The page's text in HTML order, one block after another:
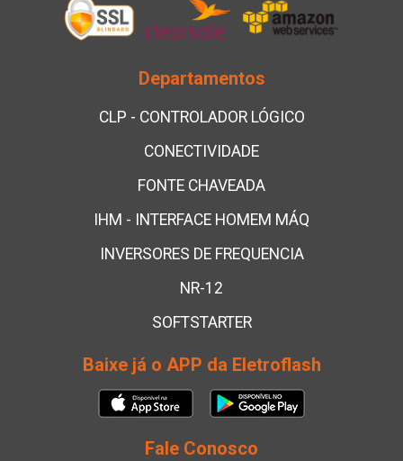
Departamentos
CLP - CONTROLADOR LÓGICO
CONECTIVIDADE
FONTE CHAVEADA
IHM - INTERFACE HOMEM MÁQ
INVERSORES DE FREQUENCIA
NR-12
SOFTSTARTER
Baixe já o APP da Eletroflash
Fale Conosco